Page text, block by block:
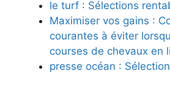
le turf : Sélections
Maximiser vos gains :
courantes à éviter
courses de chevaux en
presse océan :